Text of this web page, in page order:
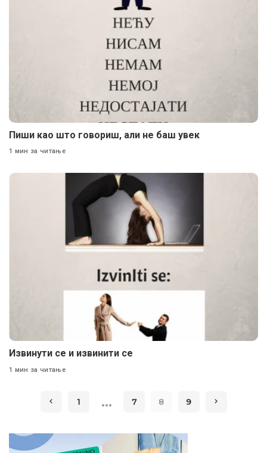
Пиши као што говориш, али не баш увек
1 мин за читање
Извинути се и извинити се
1 мин за читање
1 … 7 8 9